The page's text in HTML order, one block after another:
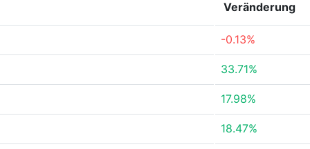
Veränderung
-0.13%
33.71%
17.98%
18.47%